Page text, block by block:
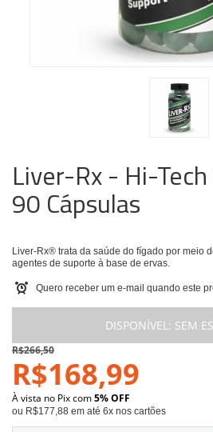
Liver-Rx - Hi-
90 Cápsulas
Liver-Rx® trata da saúde do fígado por meio
agentes de suporte à base de ervas.
Quero receber um e-mail quando este
DISPONÍVEL: SEM
R$266,50
R$168,99
À vista no Pix com5% OFF
ou R$177,88 em até 6x nos cartões